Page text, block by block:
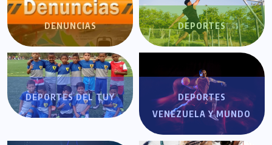
DENUNCIAS DEPORTES
DEPORTES DEL TUY
DEPORTES
VENEZUELA Y MUNDO